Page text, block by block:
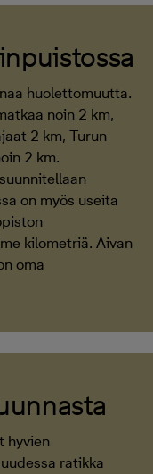
huolettomuutta.
noin 2 km,
2 km, Turun
2 km.
on myös useita
kilometriä. Aivan
oma
hyvien
ratikka